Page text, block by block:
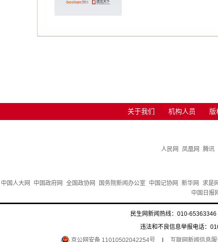
关于我们 机构人员 版
人民网 凤凰网 腾讯
中国人大网 中国政府网 全国政协网 国务院新闻办公室 中国记协网 新华网
求是
中国日报
民生网新闻热线：010-
违法和不良信息举报电话：
京公网安备 11010502042254号
互联网新闻信息